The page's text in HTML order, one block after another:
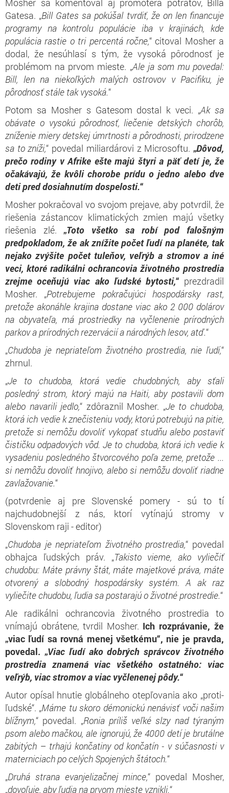
Mosher sa komentoval aj promotéra potratov, Billa
Gatesa. „Bill Gates sa pokúšal tvrdiť, že on len financuje
programy na kontrolu populácie iba v krajinách, kde
populácia rastie o tri percentá ročne,“ citoval Mosher a
dodal, že nesúhlasí s tým, že vysoká pôrodnosť je
problémom na prvom mieste. „Ale ja som mu povedal:
Bill, len na niekoľkých malých ostrovov v Pacifiku, je
pôrodnosť stále tak vysoká.“
Potom sa Mosher s Gatesom dostal k veci. „Ak sa
obávate o vysokú pôrodnosť, liečenie detských chorôb,
zníženie miery detskej úmrtnosti a pôrodnosti, prirodzene
sa to zníži,“ povedal miliardárovi z Microsoftu. „Dôvod,
prečo rodiny v Afrike ešte majú štyri a päť detí je, že
očakávajú, že kvôli chorobe prídu o jedno alebo dve
deti pred dosiahnutím dospelosti.“
Mosher pokračoval vo svojom prejave, aby potvrdil, že
riešenia zástancov klimatických zmien majú všetky
riešenia zlé. „Toto všetko sa robí pod falošným
predpokladom, že ak znížite počet ľudí na planéte, tak
nejako zvýšite počet tuleňov, veľrýb a stromov a iné
veci, ktoré radikálni ochrancovia životného prostredia
zrejme oceňujú viac ako ľudské bytosti,“ prezdradil
Mosher. „Potrebujeme pokračujúci hospodársky rast,
pretože akonáhle krajina dostane viac ako 2 000 dolárov
na obyvateľa, má prostriedky na vyčlenenie prírodných
parkov a prírodných rezervácií a národných lesov, atď.“
„Chudoba je nepriateľom životného prostredia, nie ľudí,“
zhrnul.
„Je to chudoba, ktorá vedie chudobných, aby sťali
posledný strom, ktorý majú na Haiti, aby postavili dom
alebo navarili jedlo,“ zdôraznil Mosher. „Je to chudoba,
ktorá ich vedie k znečisteniu vody, ktorú potrebujú na pitie,
pretože si nemôžu dovoliť vykopať studňu alebo postaviť
čističku odpadových vôd. Je to chudoba, ktorá ich vedie k
vysadeniu posledného štvorcového poľa zeme, pretože ...
si nemôžu dovoliť hnojivo, alebo si nemôžu dovoliť riadne
zavlažovanie.“
(potvrdenie aj pre Slovenské pomery - sú to tí
najchudobnejší z nás, ktorí vytínajú stromy v
Slovenskom raji - editor)
„Chudoba je nepriateľom životného prostredia,“ povedal
obhajca ľudských práv. „Takisto vieme, ako vyliečiť
chudobu: Máte právny štát, máte majetkové práva, máte
otvorený a slobodný hospodársky systém. A ak raz
vyliečite chudobu, ľudia sa postarajú o životné prostredie.“
Ale radikálni ochrancovia životného prostredia to
vnímajú obrátene, tvrdil Mosher. Ich rozprávanie, že
„viac ľudí sa rovná menej všetkému“, nie je pravda,
povedal. „Viac ľudí ako dobrých správcov životného
prostredia znamená viac všetkého ostatného: viac
veľrýb, viac stromov a viac vyčlenenej pôdy.“
Autor opísal hnutie globálneho otepľovania ako „proti-
ľudské“. „Máme tu skoro démonickú nenávisť voči našim
blížnym,“ povedal. „Ronia príliš veľké slzy nad týraným
psom alebo mačkou, ale ignorujú, že 4000 detí je brutálne
zabitých – trhajú končatiny od končatín - v súčasnosti v
materniciach po celých Spojených štátoch.“
„Druhá strana evanjelizačnej mince,“ povedal Mosher,
„dovoľuje, aby ľudia na prvom mieste vznikli.“